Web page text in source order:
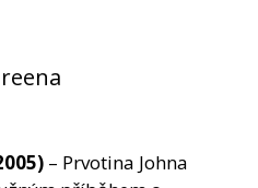
– Prvotina Johna